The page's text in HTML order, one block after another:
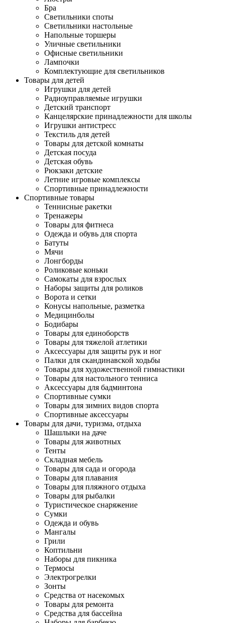
Бра
Светильники споты
Светильники настольные
Напольные торшеры
Уличные светильники
Офисные светильники
Лампочки
Комплектующие для светильников
Товары для детей
Игрушки для детей
Радиоуправляемые игрушки
Детский транспорт
Канцелярские принадлежности для школы
Игрушки антистресс
Текстиль для детей
Товары для детской комнаты
Детская посуда
Детская обувь
Рюкзаки детские
Летние игровые комплексы
Спортивные принадлежности
Спортивные товары
Теннисные ракетки
Тренажеры
Товары для фитнеса
Одежда и обувь для спорта
Батуты
Мячи
Лонгборды
Роликовые коньки
Самокаты для взрослых
Наборы защиты для роликов
Ворота и сетки
Конусы напольные, разметка
Медицинболы
Бодибары
Товары для единоборств
Товары для тяжелой атлетики
Аксессуары для защиты рук и ног
Палки для скандинавской ходьбы
Товары для художественной гимнастики
Товары для настольного тенниса
Аксессуары для бадминтона
Спортивные сумки
Товары для зимних видов спорта
Спортивные аксессуары
Товары для дачи, туризма, отдыха
Шашлыки на даче
Товары для животных
Тенты
Складная мебель
Товары для сада и огорода
Товары для плавания
Товары для пляжного отдыха
Товары для рыбалки
Туристическое снаряжение
Сумки
Одежда и обувь
Мангалы
Грили
Коптильни
Наборы для пикника
Термосы
Электрогрелки
Зонты
Средства от насекомых
Товары для ремонта
Средства для бассейна